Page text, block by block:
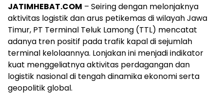
JATIMHEBAT.COM – Seiring dengan melonjaknya
aktivitas logistik dan arus petikemas di wilayah Jawa
Timur, PT Terminal Teluk Lamong (TTL) mencatat
adanya tren positif pada trafik kapal di sejumlah
terminal kelolaannya. Lonjakan ini menjadi indikator
kuat menggeliatnya aktivitas perdagangan dan
logistik nasional di tengah dinamika ekonomi serta
geopolitik global.